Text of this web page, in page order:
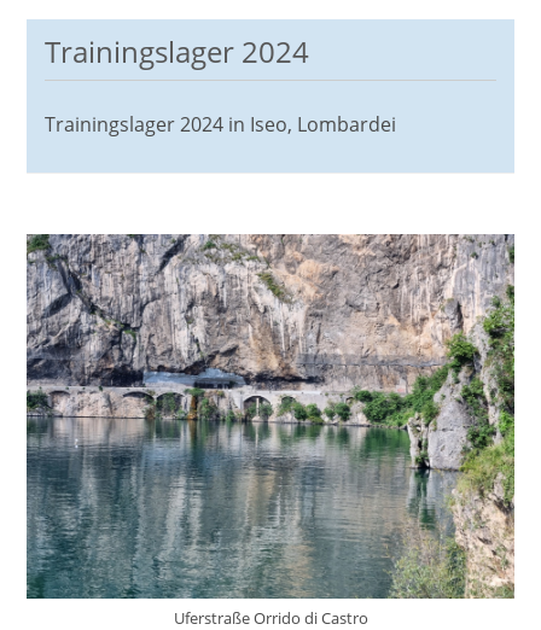
Trainingslager 2024
Trainingslager 2024 in Iseo, Lombardei
Uferstraße Orrido di Castro